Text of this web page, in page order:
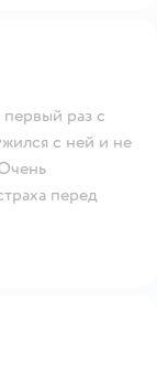
раз с
с ней и не
перед